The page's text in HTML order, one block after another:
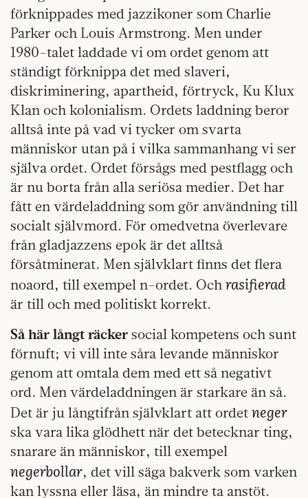
förknippades med jazzikoner som Charlie
Parker och Louis Armstrong. Men under
1980-talet laddade vi om ordet genom att
ständigt förknippa det med slaveri,
diskriminering, apartheid, förtryck, Ku Klux
Klan och kolonialism. Ordets laddning beror
alltså inte på vad vi tycker om svarta
människor utan på i vilka sammanhang vi ser
själva ordet. Ordet försågs med pestflagg och
är nu borta från alla seriösa medier. Det har
fått en värdeladdning som gör användning till
socialt självmord. För omedvetna överlevare
från gladjazzens epok är det alltså
försåtminerat. Men självklart finns det flera
noaord, till exempel n-ordet. Ochrasifierad
är till och med politiskt korrekt.
Så här långt räcker social kompetens och sunt
förnuft; vi vill inte såra levande människor
genom att omtala dem med ett så negativt
ord. Men värdeladdningen är starkare än så.
Det är ju långtifrån självklart att ordet neger
ska vara lika glödhett när det betecknar ting,
snarare än människor, till exempel
negerbollar, det vill säga bakverk som varken
kan lyssna eller läsa, än mindre ta anstöt.